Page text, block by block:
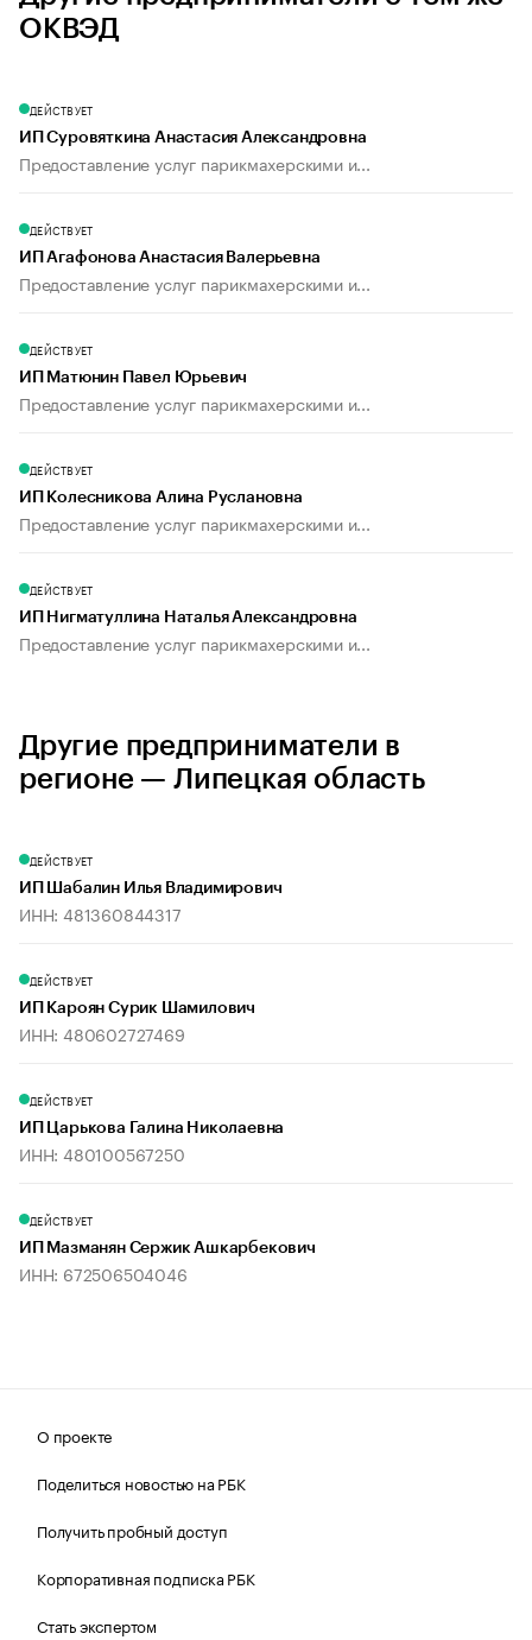
ОКВЭД
ДЕЙСТВУЕТ
ИП Суровяткина Анастасия Александровна
Предоставление услуг парикмахерскими и...
ДЕЙСТВУЕТ
ИП Агафонова Анастасия Валерьевна
Предоставление услуг парикмахерскими и...
ДЕЙСТВУЕТ
ИП Матюнин Павел Юрьевич
Предоставление услуг парикмахерскими и...
ДЕЙСТВУЕТ
ИП Колесникова Алина Руслановна
Предоставление услуг парикмахерскими и...
ДЕЙСТВУЕТ
ИП Нигматуллина Наталья Александровна
Предоставление услуг парикмахерскими и...
Другие предприниматели в
регионе — Липецкая область
ДЕЙСТВУЕТ
ИП Шабалин Илья Владимирович
ИНН: 481360844317
ДЕЙСТВУЕТ
ИП Кароян Сурик Шамилович
ИНН: 480602727469
ДЕЙСТВУЕТ
ИП Царькова Галина Николаевна
ИНН: 480100567250
ДЕЙСТВУЕТ
ИП Мазманян Сержик Ашкарбекович
ИНН: 672506504046
О проекте
Поделиться новостью на РБК
Получить пробный доступ
Корпоративная подписка РБК
Стать экспертом